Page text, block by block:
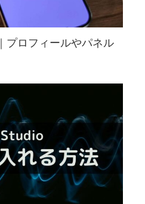
プロフィールやパネル